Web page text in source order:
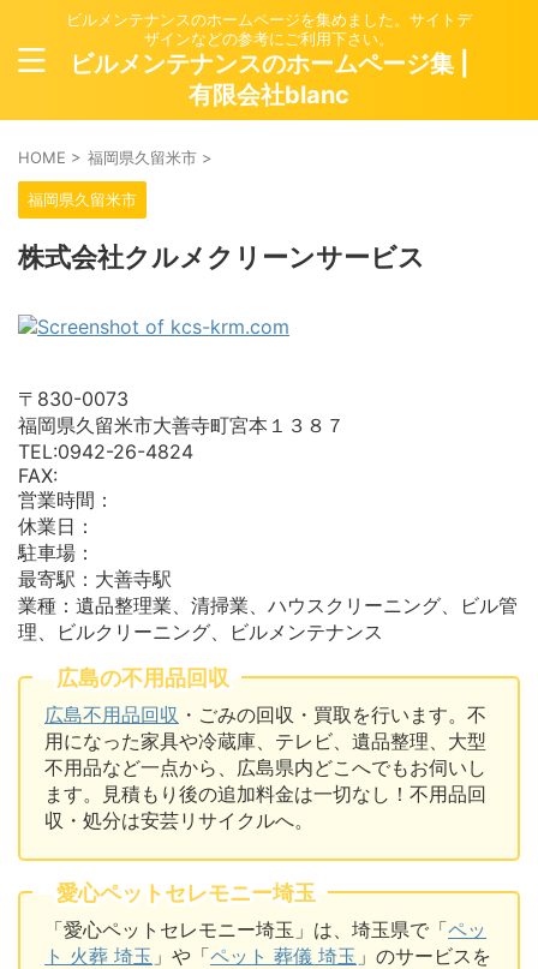
ビルメンテナンスのホームページを集めました。サイトデ
ザインなどの参考にご利用下さい。
ビルメンテナンスのホームページ集 |
有限会社blanc
HOME > 福岡県久留米市 >
福岡県久留米市
株式会社クルメクリーンサービス
〒830-0073
福岡県久留米市大善寺町宮本１３８７
TEL:0942-26-4824
FAX:
営業時間：
休業日：
駐車場：
最寄駅：大善寺駅
業種：遺品整理業、清掃業、ハウスクリーニング、ビル管
理、ビルクリーニング、ビルメンテナンス
広島の不用品回収
広島不用品回収 ・ごみの回収・買取を行います。不
用になった家具や冷蔵庫、テレビ、遺品整理、大型
不用品など一点から、広島県内どこへでもお伺いし
ます。見積もり後の追加料金は一切なし！不用品回
収・処分は安芸リサイクルへ。
愛心ペットセレモニー埼玉
「愛心ペットセレモニー埼玉」は、埼玉県で「ペッ
ト 火葬 埼玉 」や「ペット 葬儀 埼玉 」のサービスを